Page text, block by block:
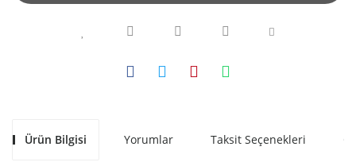
Ürün Bilgisi Yorumlar Taksit Seçenekleri